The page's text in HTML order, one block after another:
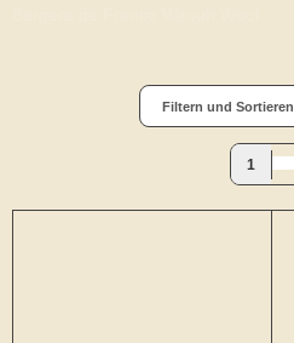
Filtern und Sortieren
1